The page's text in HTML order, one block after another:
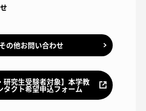
その他お問い合わせ
研究生受験者対象】本学教
タクト希望申込フォーム